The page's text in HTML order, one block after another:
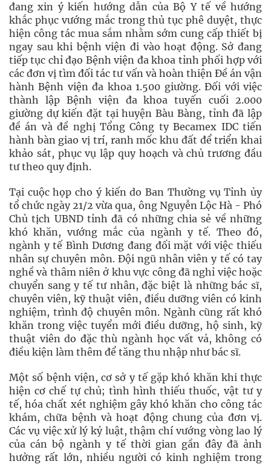
đang xin ý kiến hướng dẫn của Bộ Y tế về hướng
khắc phục vướng mắc trong thủ tục phê duyệt, thực
hiện công tác mua sắm nhằm sớm cung cấp thiết bị
ngay sau khi bệnh viện đi vào hoạt động. Sở đang
tiếp tục chỉ đạo Bệnh viện đa khoa tỉnh phối hợp với
các đơn vị tìm đối tác tư vấn và hoàn thiện Đề án vận
hành Bệnh viện đa khoa 1.500 giường. Đối với việc
thành lập Bệnh viện đa khoa tuyến cuối 2.000
giường dự kiến đặt tại huyện Bàu Bàng, tỉnh đã lập
đề án và đề nghị Tổng Công ty Becamex IDC tiến
hành bàn giao vị trí, ranh mốc khu đất để triển khai
khảo sát, phục vụ lập quy hoạch và chủ trương đầu
tư theo quy định.
Tại cuộc họp cho ý kiến do Ban Thường vụ Tỉnh ủy
tổ chức ngày 21/2 vừa qua, ông Nguyễn Lộc Hà - Phó
Chủ tịch UBND tỉnh đã có những chia sẻ về những
khó khăn, vướng mắc của ngành y tế. Theo đó,
ngành y tế Bình Dương đang đối mặt với việc thiếu
nhân sự chuyên môn. Đội ngũ nhân viên y tế có tay
nghề và thâm niên ở khu vực công đã nghỉ việc hoặc
chuyển sang y tế tư nhân, đặc biệt là những bác sĩ,
chuyên viên, kỹ thuật viên, điều dưỡng viên có kinh
nghiệm, trình độ chuyên môn. Ngành cũng rất khó
khăn trong việc tuyển mới điều dưỡng, hộ sinh, kỹ
thuật viên do đặc thù ngành học vất vả, không có
điều kiện làm thêm để tăng thu nhập như bác sĩ.
Một số bệnh viện, cơ sở y tế gặp khó khăn khi thực
hiện cơ chế tự chủ; tình hình thiếu thuốc, vật tư y
tế, hóa chất xét nghiệm gây khó khăn cho công tác
khám, chữa bệnh và hoạt động chung của đơn vị.
Các vụ việc xử lý kỷ luật, thậm chí vướng vòng lao lý
của cán bộ ngành y tế thời gian gần đây đã ảnh
hưởng rất lớn, nhiều người có kinh nghiệm trong